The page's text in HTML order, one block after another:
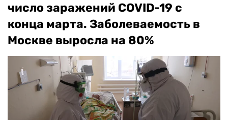
число заражений COVID-19 с
конца марта. Заболеваемость в
Москве выросла на 80%